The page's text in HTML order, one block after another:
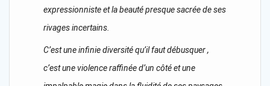
expressionniste et la beauté presque sacrée de ses
rivages incertains.
C’est une infinie diversité qu’il faut débusquer ,
c’est une violence raffinée d’un côté et une